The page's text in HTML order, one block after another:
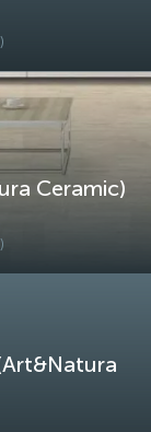
Ceramic)